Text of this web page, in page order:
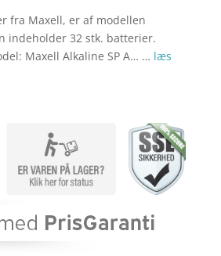
fra Maxell, er af modellen
indeholder 32 stk. batterier.
Maxell Alkaline SP A… … læs